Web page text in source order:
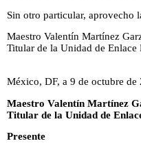
Sin otro particular, aprovecho
Maestro Valentín Martínez
Titular de la Unidad de Enlace
México, DF, a 9 de octubre de
Maestro Valentín Martínez
Titular de la Unidad de
Presente